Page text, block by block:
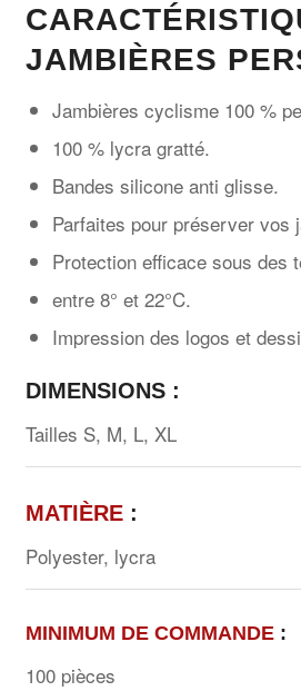
JAMBIÈRES
Jambières cyclisme 100 %
100 % lycra gratté.
Bandes silicone anti glisse.
Parfaites pour préserver vos
Protection efficace sous des
entre 8° et 22°C.
Impression des logos et
DIMENSIONS :
Tailles S, M, L, XL
MATIÈRE :
Polyester, lycra
MINIMUM DE COMMANDE :
100 pièces